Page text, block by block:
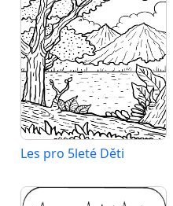
Les pro 5leté Děti